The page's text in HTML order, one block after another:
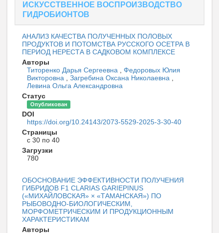
ИСКУССТВЕННОЕ ВОСПРОИЗВОДСТВО
ГИДРОБИОНТОВ
АНАЛИЗ КАЧЕСТВА ПОЛУЧЕННЫХ ПОЛОВЫХ
ПРОДУКТОВ И ПОТОМСТВА РУССКОГО ОСЕТРА В
ПЕРИОД НЕРЕСТА В САДКОВОМ КОМПЛЕКСЕ
Авторы
Титоренко Дарья Сергеевна
Федоровых Юлия
Викторовна
Загребина Оксана Николаевна
Левина Ольга Александровна
Статус
Опубликован
DOI
https://doi.org/10.24143/2073-5529-2025-3-30-40
Страницы
с 30 по 40
Загрузки
780
ОБОСНОВАНИЕ ЭФФЕКТИВНОСТИ ПОЛУЧЕНИЯ
ГИБРИДОВ F1 CLARIAS GARIEPINUS
(«МИХАЙЛОВСКАЯ» × «ТАМАНСКАЯ») ПО
РЫБОВОДНО-БИОЛОГИЧЕСКИМ,
МОРФОМЕТРИЧЕСКИМ И ПРОДУКЦИОННЫМ
ХАРАКТЕРИСТИКАМ
Авторы